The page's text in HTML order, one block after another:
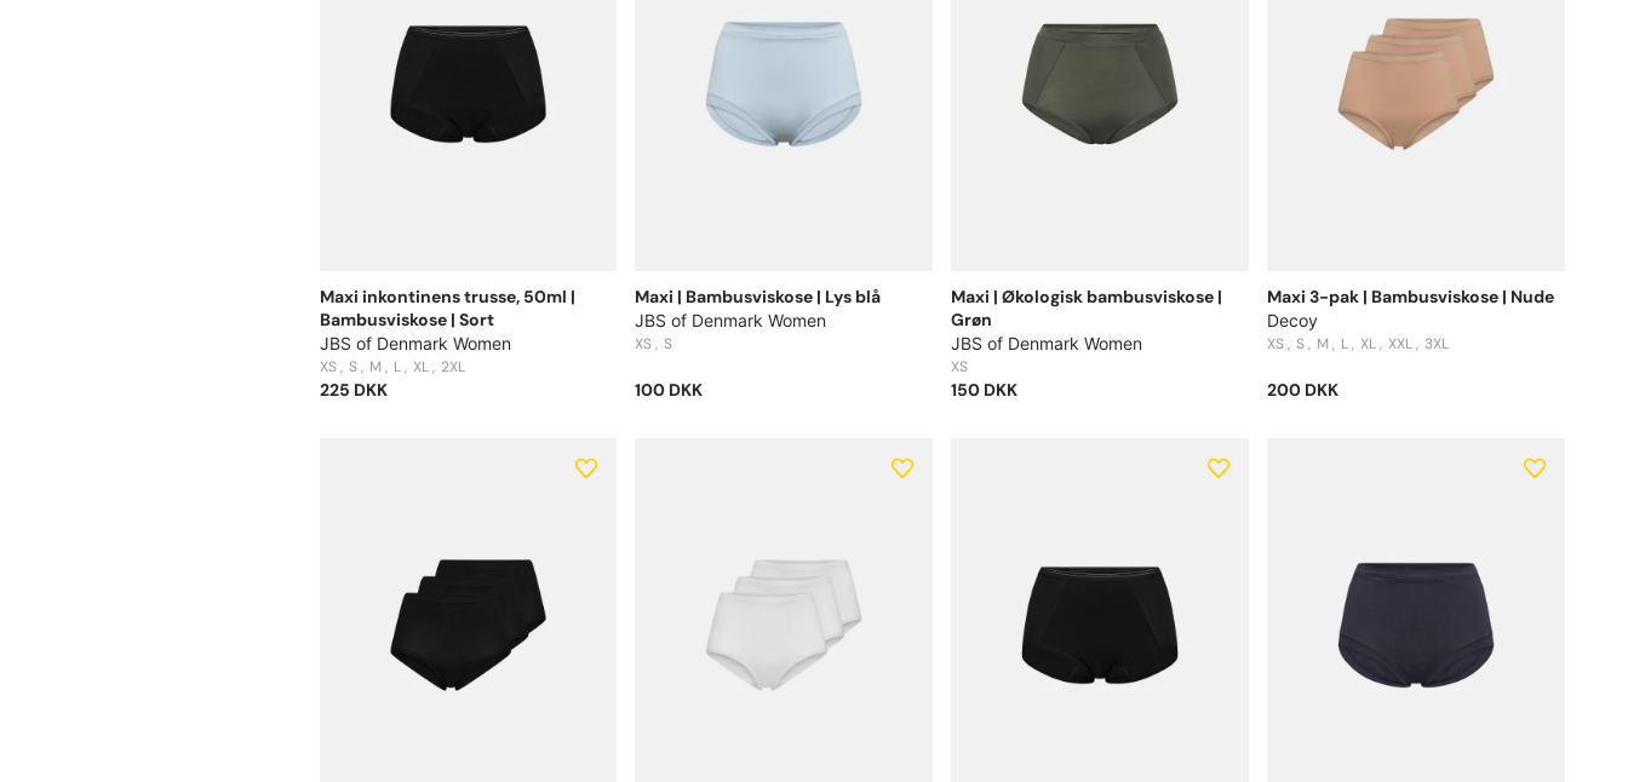
Maxi inkontinens trusse, 50ml |
Bambusviskose | Sort
JBS of Denmark Women
XS S M L XL 2XL
225 DKK
Maxi | Bambusviskose | Lys blå
JBS of Denmark Women
XS S
100 DKK
Maxi | Økologisk bambusviskose |
Grøn
JBS of Denmark Women
XS
150 DKK
Maxi 3-pak | Bambusviskose | Nude
Decoy
XS S M L XL XXL 3XL
200 DKK